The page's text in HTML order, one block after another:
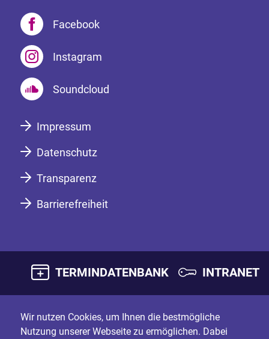
Facebook
Instagram
Soundcloud
Impressum
Datenschutz
Transparenz
Barrierefreiheit
TERMINDATENBANK INTRANET
Wir nutzen Cookies, um Ihnen die bestmögliche
Nutzung unserer Webseite zu ermöglichen. Dabei